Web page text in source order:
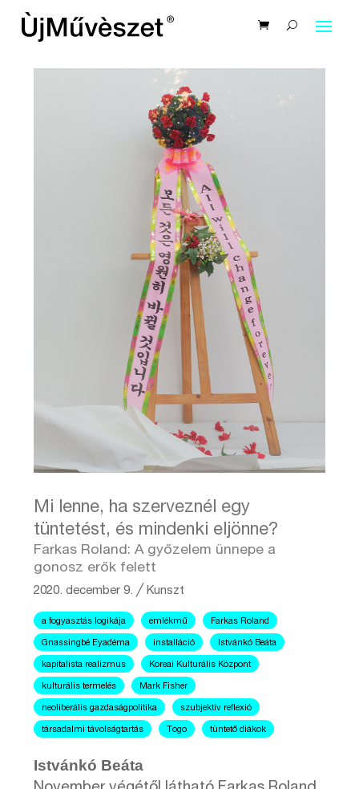
Mi lenne, ha szerveznél egy
tüntetést, és mindenki eljönne?
Farkas Roland: A győzelem ünnepe a
gonosz erők felett
2020. december 9. ╱Kunszt
a fogyasztás logikája emlékmű Farkas Roland
Gnassingbé Eyadéma installáció Istvánkó Beáta
kapitalista realizmus Koreai Kulturális Központ
kulturális termelés Mark Fisher
neoliberális gazdaságpolitika szubjektív reflexió
társadalmi távolságtartás Togo tüntető diákok
Istvánkó Beáta